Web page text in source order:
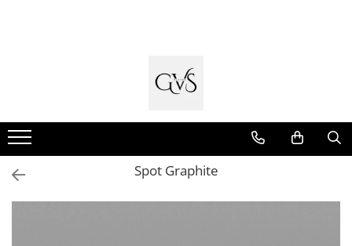
Conductori - Fy - Myf
Cabluri tip Cordon (MYYM)
Cabluri tip CYY-F
Cabluri Bransament
Spot Graphite